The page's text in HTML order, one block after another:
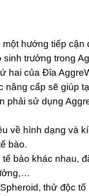
hướng tiếp cận
sinh trưởng trong
hai của Đĩa
nâng cấp sẽ giúp
phải sử dụng
về hình dạng và
bào.
bào khác nhau,
thử độc tố